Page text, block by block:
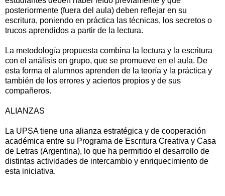
posteriormente (fuera del aula) deben reflejar en su
escritura, poniendo en práctica las técnicas, los secretos o
trucos aprendidos a partir de la lectura.
La metodología propuesta combina la lectura y la escritura
con el análisis en grupo, que se promueve en el aula. De
esta forma el alumnos aprenden de la teoría y la práctica y
también de los errores y aciertos propios y de sus
compañeros.
ALIANZAS
La UPSA tiene una alianza estratégica y de cooperación
académica entre su Programa de Escritura Creativa y Casa
de Letras (Argentina), lo que ha permitido el desarrollo de
distintas actividades de intercambio y enriquecimiento de
esta iniciativa.